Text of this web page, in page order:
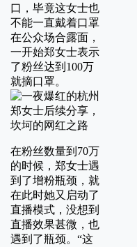
口，毕竟这女士也
不能一直戴着口罩
在公众场合露面，
一开始郑女士表示
了粉丝达到100万
就摘口罩。
在粉丝数量到70万
的时候，郑女士遇
到了增粉瓶颈，就
在此时她又启动了
直播模式，没想到
直播效果甚微，也
遇到了瓶颈。“这